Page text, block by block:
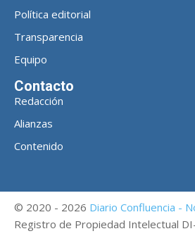
Política editorial
Transparencia
Equipo
Contacto
Redacción
Alianzas
Contenido
© 2020 - 2026 Diario Confluencia -
Registro de Propiedad Intelectual